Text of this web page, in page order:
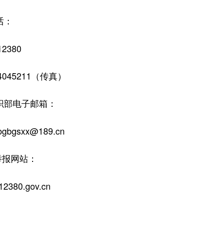
（传真）
电子邮箱：
网站：